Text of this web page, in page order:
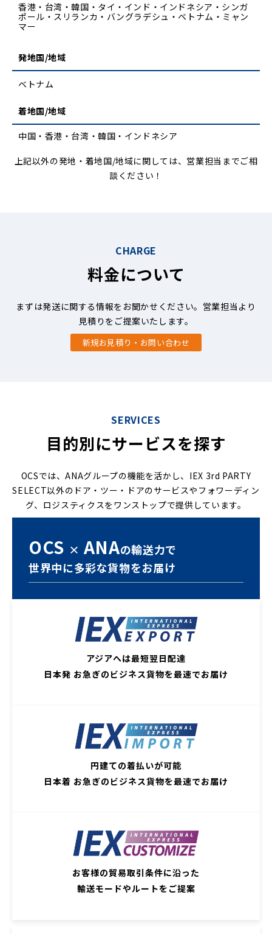
香港・台湾・韓国・タイ・インド・インドネシア・シンガ
ポール・スリランカ・バングラデシュ・ベトナム・ミャン
マー
発地国/地域
ベトナム
着地国/地域
中国・香港・台湾・韓国・インドネシア
上記以外の発地・着地国/地域に関しては、営業担当までご相
談ください！
CHARGE
料金について
まずは発送に関する情報をお聞かせください。営業担当より
見積りをご提案いたします。
新規お見積り・お問い合わせ
SERVICES
目的別にサービスを探す
OCSでは、ANAグループの機能を活かし、IEX 3rd PARTY
SELECT以外のドア・ツー・ドアのサービスやフォワーディン
グ、ロジスティクスをワンストップで提供しています。
OCS × ANAの輸送力で
世界中に多彩な貨物をお届け
アジアへは最短翌日配達
日本発 お急ぎのビジネス貨物を最速でお届け
円建ての着払いが可能
日本着 お急ぎのビジネス貨物を最速でお届け
お客様の貿易取引条件に沿った
輸送モードやルートをご提案